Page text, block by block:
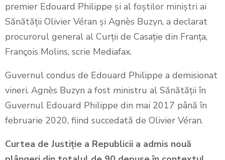
premier Edouard Philippe şi al foştilor miniştri ai
Sănătăţii Olivier Véran şi Agnès Buzyn, a declarat
procurorul general al Curţii de Casaţie din Franţa,
François Molins, scrie Mediafax.
Guvernul condus de Edouard Philippe a demisionat
vineri. Agnès Buzyn a fost ministru al Sănătăţii în
Guvernul Edouard Philippe din mai 2017 până în
februarie 2020, fiind succedată de Olivier Véran.
Curtea de Justiţie a Republicii a admis nouă